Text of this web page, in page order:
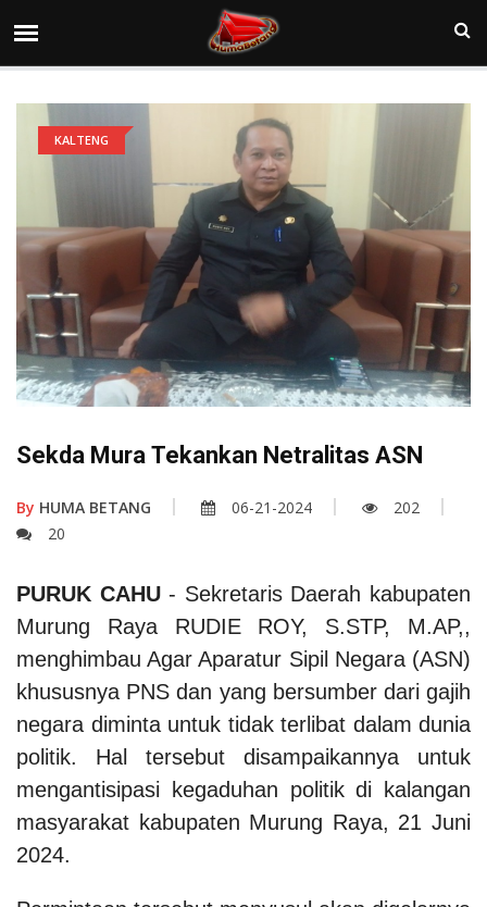
KALTENG
Sekda Mura Tekankan Netralitas ASN
By HUMA BETANG 06-21-2024
202
20
PURUK CAHU- Sekretaris Daerah kabupaten
Murung Raya RUDIE ROY, S.STP, M.AP,,
menghimbau Agar Aparatur Sipil Negara (ASN)
khususnya PNS dan yang bersumber dari gajih
negara diminta untuk tidak terlibat dalam dunia
politik. Hal tersebut disampaikannya untuk
mengantisipasi kegaduhan politik di kalangan
masyarakat kabupaten Murung Raya, 21 Juni
2024.